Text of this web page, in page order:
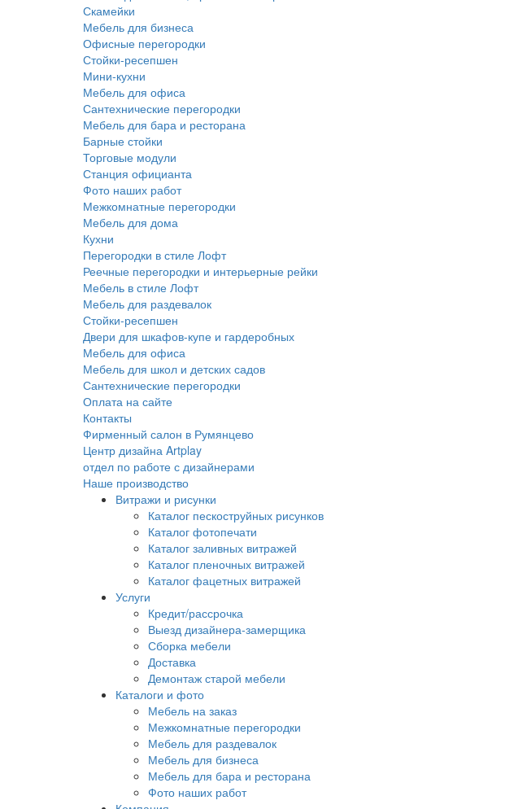
Скамейки
Мебель для бизнеса
Офисные перегородки
Стойки-ресепшен
Мини-кухни
Мебель для офиса
Сантехнические перегородки
Мебель для бара и ресторана
Барные стойки
Торговые модули
Станция официанта
Фото наших работ
Межкомнатные перегородки
Мебель для дома
Кухни
Перегородки в стиле Лофт
Реечные перегородки и интерьерные рейки
Мебель в стиле Лофт
Мебель для раздевалок
Стойки-ресепшен
Двери для шкафов-купе и гардеробных
Мебель для офиса
Мебель для школ и детских садов
Сантехнические перегородки
Оплата на сайте
Контакты
Фирменный салон в Румянцево
Центр дизайна Artplay
отдел по работе с дизайнерами
Наше производство
Витражи и рисунки
Каталог пескоструйных рисунков
Каталог фотопечати
Каталог заливных витражей
Каталог пленочных витражей
Каталог фацетных витражей
Услуги
Кредит/рассрочка
Выезд дизайнера-замерщика
Сборка мебели
Доставка
Демонтаж старой мебели
Каталоги и фото
Мебель на заказ
Межкомнатные перегородки
Мебель для раздевалок
Мебель для бизнеса
Мебель для бара и ресторана
Фото наших работ